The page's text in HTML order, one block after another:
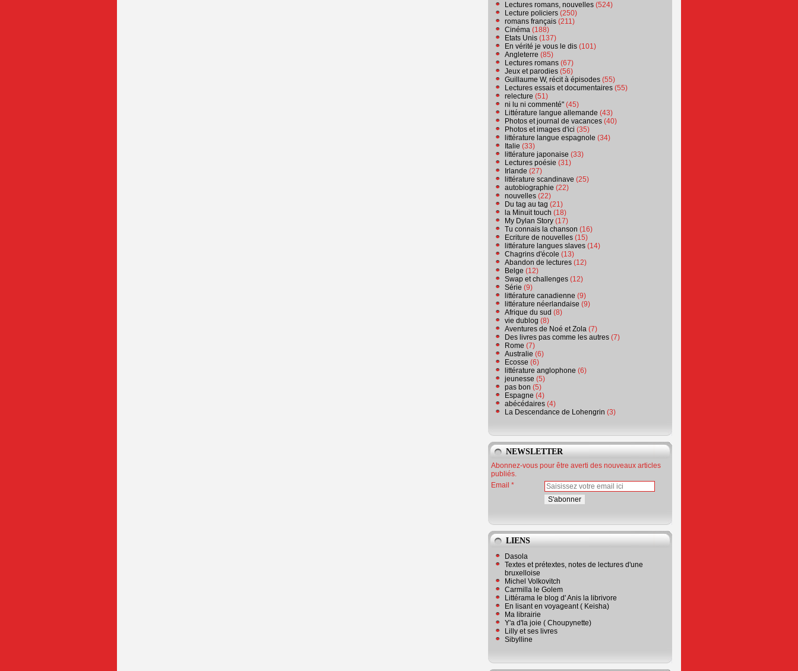
Lectures romans, nouvelles (524)
Lecture policiers (250)
romans français (211)
Cinéma (188)
Etats Unis (137)
En vérité je vous le dis (101)
Angleterre (85)
Lectures romans (67)
Jeux et parodies (56)
Guillaume W, récit à épisodes (55)
Lectures essais et documentaires (55)
relecture (51)
ni lu ni commenté" (45)
Littérature langue allemande (43)
Photos et journal de vacances (40)
Photos et images d'ici (35)
littérature langue espagnole (34)
Italie (33)
littérature japonaise (33)
Lectures poésie (31)
Irlande (27)
littérature scandinave (25)
autobiographie (22)
nouvelles (22)
Du tag au tag (21)
la Minuit touch (18)
My Dylan Story (17)
Tu connais la chanson (16)
Ecriture de nouvelles (15)
littérature langues slaves (14)
Chagrins d'école (13)
Abandon de lectures (12)
Belge (12)
Swap et challenges (12)
Série (9)
littérature canadienne (9)
littérature néerlandaise (9)
Afrique du sud (8)
vie dublog (8)
Aventures de Noé et Zola (7)
Des livres pas comme les autres (7)
Rome (7)
Australie (6)
Ecosse (6)
littérature anglophone (6)
jeunesse (5)
pas bon (5)
Espagne (4)
abécédaires (4)
La Descendance de Lohengrin (3)
NEWSLETTER
Abonnez-vous pour être averti des nouveaux articles
publiés.
Email
LIENS
Dasola
Textes et prétextes, notes de lectures d'une
bruxelloise
Michel Volkovitch
Carmilla le Golem
Littérama le blog d' Anis la librivore
En lisant en voyageant ( Keisha)
Ma librairie
Y'a d'la joie ( Choupynette)
Lilly et ses livres
Sibylline